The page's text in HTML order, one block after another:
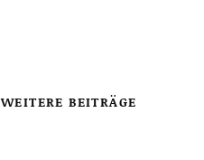
WEITERE BEITRÄGE